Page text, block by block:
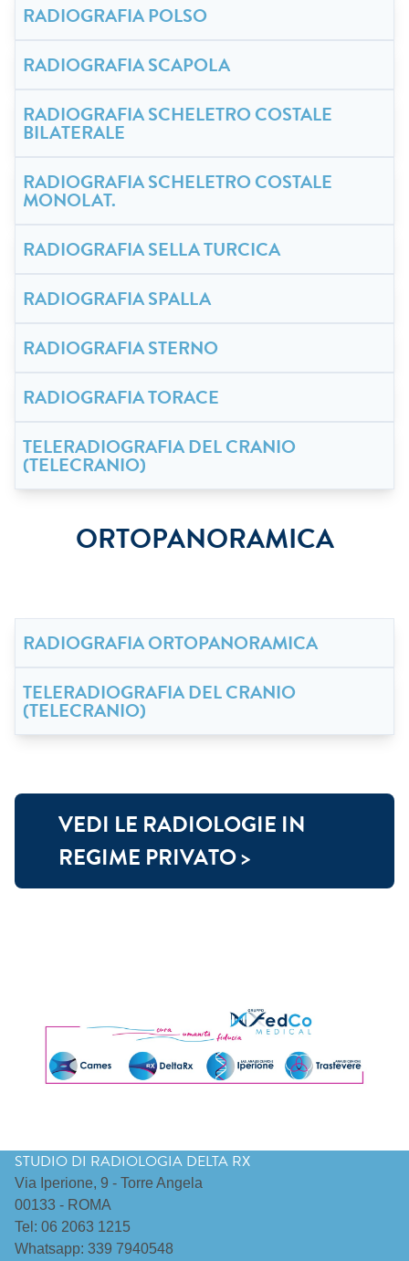
RADIOGRAFIA POLSO
RADIOGRAFIA SCAPOLA
RADIOGRAFIA SCHELETRO COSTALE
BILATERALE
RADIOGRAFIA SCHELETRO COSTALE
MONOLAT.
RADIOGRAFIA SELLA TURCICA
RADIOGRAFIA SPALLA
RADIOGRAFIA STERNO
RADIOGRAFIA TORACE
TELERADIOGRAFIA DEL CRANIO
(TELECRANIO)
ORTOPANORAMICA
RADIOGRAFIA ORTOPANORAMICA
TELERADIOGRAFIA DEL CRANIO
(TELECRANIO)
VEDI LE RADIOLOGIE IN
REGIME PRIVATO >
STUDIO DI RADIOLOGIA DELTA RX
Via Iperione, 9 - Torre Angela
00133 - ROMA
Tel: 06 2063 1215
Whatsapp: 339 7940548